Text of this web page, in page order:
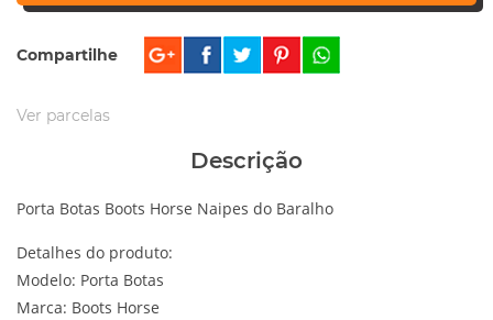
Compartilhe
Ver parcelas
Descrição
Porta Botas Boots Horse Naipes do Baralho
Detalhes do produto:
Modelo: Porta Botas
Marca: Boots Horse